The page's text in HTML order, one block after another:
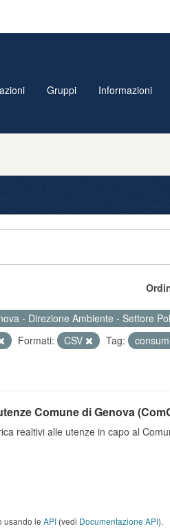
Gruppi Informazioni
- Direzione Ambiente - Settore
Formati: CSV Tag:
Comune di Genova
realtivi alle utenze in capo al
usando le API (vedi Documentazione API).